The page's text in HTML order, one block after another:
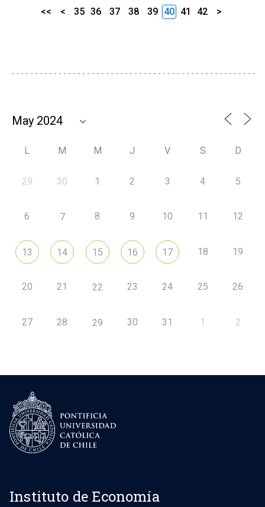
<< < 35 36 37 38 39 40 41 42 >
L M M J V S D
29 30 1 2 3 4 5
6 7 8 9 10 11 12
13 14 15 16 17 18 19
20 21 22 23 24 25 26
27 28 29 30 31 1 2
Instituto de Economía